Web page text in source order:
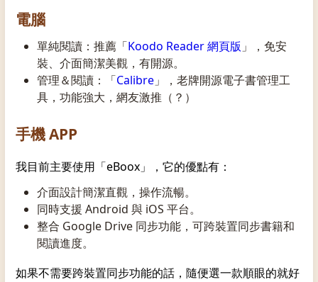
電腦
單純閱讀：推薦「Koodo Reader 網頁版 」，免安
裝、介面簡潔美觀，有開源。
管理＆閱讀：「Calibre 」，老牌開源電子書管理工
具，功能強大，網友激推（？）
手機 APP
我目前主要使用「eBoox」，它的優點有：
介面設計簡潔直觀，操作流暢。
同時支援 Android 與 iOS 平台。
整合 Google Drive 同步功能，可跨裝置同步書籍和
閱讀進度。
如果不需要跨裝置同步功能的話，隨便選一款順眼的就好